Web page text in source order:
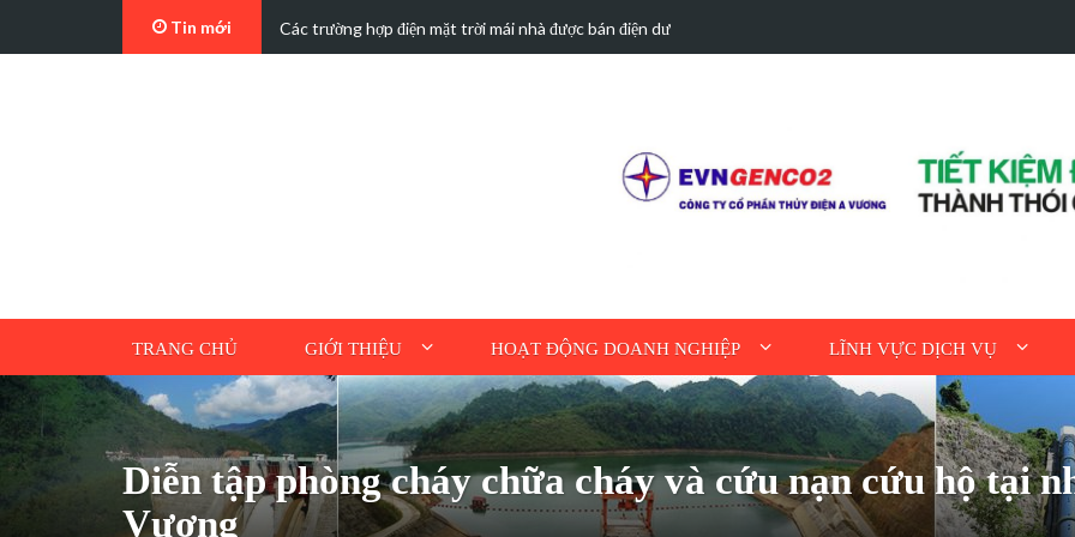
Tin mới Các trường hợp điện mặt trời mái nhà được bán điện dư
TRANG CHỦ GIỚI THIỆU HOẠT ĐỘNG DOANH NGHIỆP LĨNH VỰC DỊCH VỤ
Diễn tập phòng cháy chữa cháy và cứu nạn cứu hộ tại
Vương